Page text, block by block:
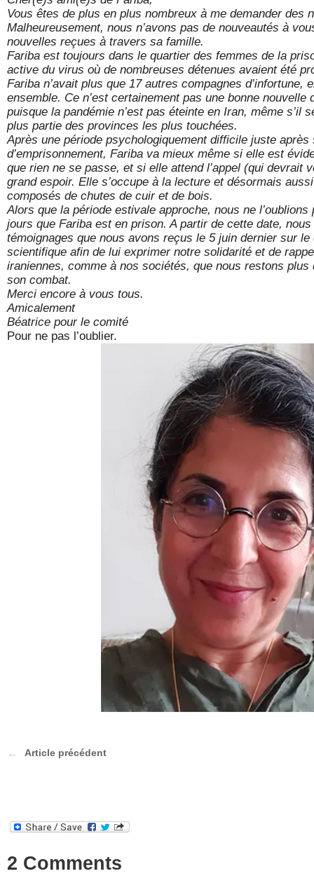
Vous êtes de plus en plus nombreux à me demander des
Malheureusement, nous n’avons pas de nouveautés à
nouvelles reçues à travers sa famille.
Fariba est toujours dans le quartier des femmes de la
active du virus où de nombreuses détenues avaient été
Fariba n’avait plus que 17 autres compagnes d’infortune,
ensemble. Ce n’est certainement pas une bonne nouvelle
puisque la pandémie n’est pas éteinte en Iran, même s’il
plus partie des provinces les plus touchées.
Après une période psychologiquement difficile juste
d’emprisonnement, Fariba va mieux même si elle est
que rien ne se passe, et si elle attend l’appel (qui devrait
grand espoir. Elle s’occupe à la lecture et désormais
composés de chutes de cuir et de bois.
Alors que la période estivale approche, nous ne
jours que Fariba est en prison. A partir de cette date,
témoignages que nous avons reçus le 5 juin dernier sur
scientifique afin de lui exprimer notre solidarité et de
iraniennes, comme à nos sociétés, que nous restons
son combat.
Merci encore à vous tous.
Amicalement
Béatrice pour le comité
Pour ne pas l’oublier.
Article précédent
2 Comments